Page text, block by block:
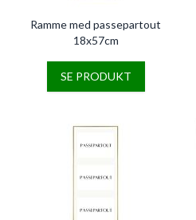
Ramme med passepartout
18x57cm
SE PRODUKT